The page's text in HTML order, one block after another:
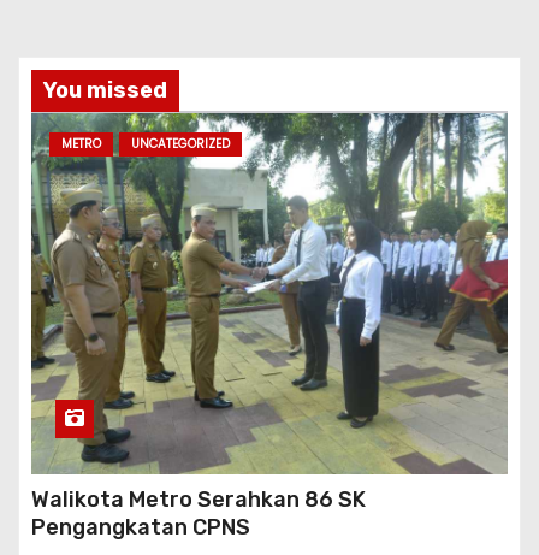
You missed
METRO UNCATEGORIZED
Walikota Metro Serahkan 86 SK
Pengangkatan CPNS